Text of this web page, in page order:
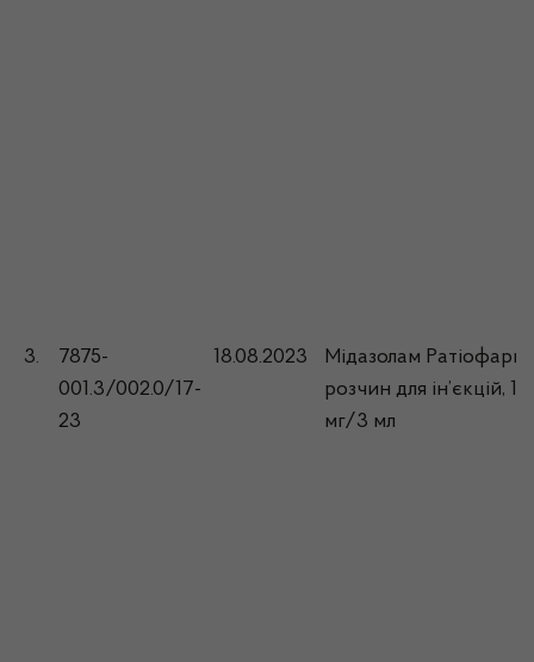
3.
7875-
001.3/002.0/17-
23
18.08.2023
Мідазолам Ратіофарм,
розчин для ін’єкцій, 15
мг/3 мл